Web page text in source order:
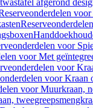
afgerond
voor
voor Met
voor
voor Kraan
voor Muurkraan,